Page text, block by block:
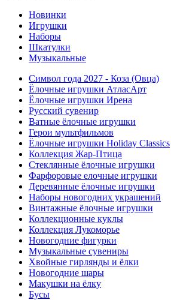
Новинки
Игрушки
Наборы
Шкатулки
Музыкальные
Символ года 2027 - Коза (Овца)
Ёлочные игрушки АтласАрт
Ёлочные игрушки Ирена
Русский сувенир
Ватные ёлочные игрушки
Герои мультфильмов
Ёлочные игрушки Holiday Classics
Коллекция Жар-Птица
Стеклянные ёлочные игрушки
Фарфоровые елочные игрушки
Деревянные ёлочные игрушки
Наборы новогодних украшений
Винтажные ёлочные игрушки
Коллекционные куклы
Коллекция Лукоморье
Новогодние фигурки
Музыкальные сувениры
Хвойные гирлянды и ёлки
Новогодние шары
Макушки на ёлку
Бусы